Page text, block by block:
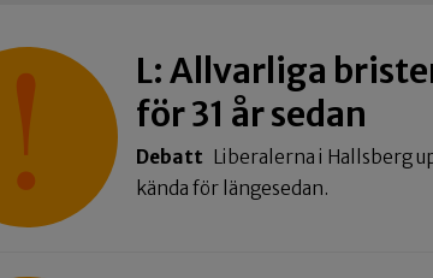
L: Allvarliga
för 31 år sedan
Debatt
Liberalerna i Hallsberg
kända för längesedan.